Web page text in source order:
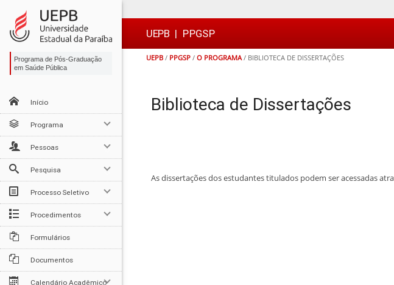
para
conteúdo
para
menu
para
busca
para
rodapé
 UEPB | PPGSP
UEPB / PPGSP / O PROGRAMA/ BIBLIOTECA DE DISSERTAÇÕES
Programa de Pós-Graduação
em Saúde Pública
Início
Programa
Pessoas
Pesquisa
Processo Seletivo
Procedimentos
Formulários
Documentos
Calendário Acadêmico
Biblioteca de Dissertações
As dissertações dos estudantes titulados podem ser acessadas